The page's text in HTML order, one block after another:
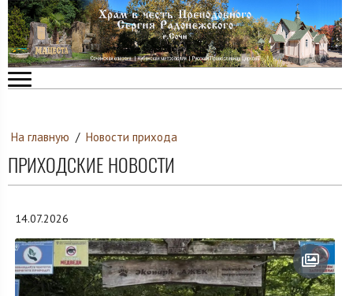
На главную / Новости прихода
ПРИХОДСКИЕ НОВОСТИ
14.07.2026